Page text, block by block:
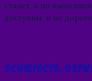
станет, а по
доступны и не
ОСИПЛОСТЬ,